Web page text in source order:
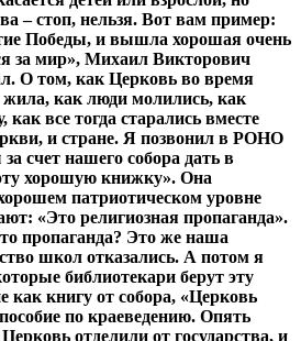
– стоп, нельзя. Вот вам пример:
Победы, и вышла хорошая очень
за мир», Михаил Викторович
О том, как Церковь во время
как люди молились, как
все тогда старались вместе
и стране. Я позвонил в РОНО
счет нашего собора дать в
хорошую книжку». Она
патриотическом уровне
«Это религиозная пропаганда».
пропаганда? Это же наша
школ отказались. А потом я
библиотекари берут эту
как книгу от собора, «Церковь
по краеведению. Опять
отделили от государства, и